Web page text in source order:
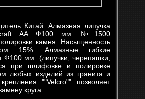
Китай. Алмазная липучка
АA Ф100 мм. №1500
камня. Насыщенность
15%. Алмазные гибкие
Ф100 мм. (липучки, черепашки,
при шлифовке и полировке
любых изделий из гранита и
""Velcro"" позволяет
круга.